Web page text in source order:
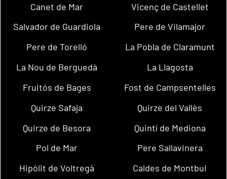
Canet de Mar
Vicenç de Castellet
Salvador de Guardiola
Pere de Vilamajor
Pere de Torelló
La Pobla de Claramunt
La Nou de Berguedà
La Llagosta
Fruitós de Bages
Fost de Campsentelles
Quirze Safaja
Quirze del Vallès
Quirze de Besora
Quintí de Mediona
Pol de Mar
Pere Sallavinera
Hipòlit de Voltregà
Caldes de Montbui